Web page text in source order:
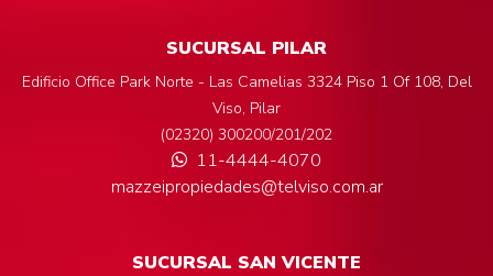
SUCURSAL PILAR
Edificio Office Park Norte - Las Camelias 3324 Piso 1 Of 108, Del
Viso, Pilar
(02320) 300200/201/202
11-4444-4070
mazzeipropiedades@telviso.com.ar
SUCURSAL SAN VICENTE